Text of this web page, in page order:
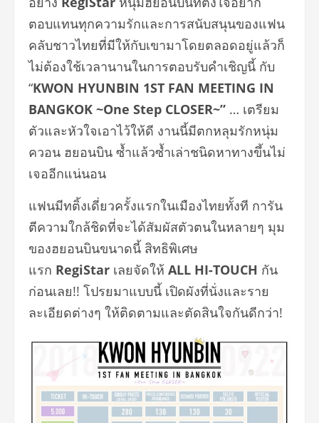
ตอบแทนทุกความรักและการสนับสนุนของแฟน
คลับชาวไทยที่มีให้กับเขามาโดยตลอดอยู่แล้วก็
ไม่ต้องใช้เวลานานในการตอบรับคำเชิญนี้ กับ
“KWON HYUNBIN 1ST FAN MEETING IN
BANGKOK ~One Step CLOSER~” … เตรียม
ตัวและหัวใจเอาไว้ให้ดี งานนี้มีตกหลุมรักหนุ่ม
ควอน ฮยอนบิน ซ้ำแล้วซ้ำเล่าชนิดหาทางขึ้นไม่
เจออีกแน่นอน
แฟนมีทติ้งเดี่ยวครั้งแรกในเมืองไทยทั้งที การัน
ตีความใกล้ชิดที่จะได้สัมผัสตัวตนในหลายๆ มุม
ของฮยอนบินขนาดนี้ สิทธิพิเศษ
แรก RegiStar เลยจัดให้ ALL HI-TOUCH กัน
ก่อนเลย!! โปรยมาแบบนี้ เปิดผังที่นั่งและราย
ละเอียดต่างๆ ให้ติดตามและตัดสินใจกันดีกว่า!